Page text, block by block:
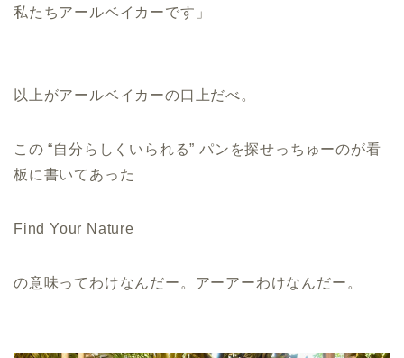
私たちアールベイカーです」
以上がアールベイカーの口上だべ。
この “自分らしくいられる” パンを探せっちゅーのが看
板に書いてあった
Find Your Nature
の意味ってわけなんだー。アーアーわけなんだー。